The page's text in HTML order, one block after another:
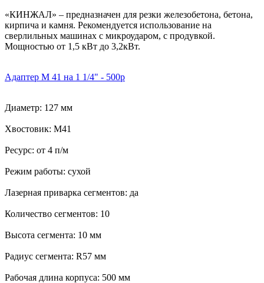
«КИНЖАЛ» – предназначен для резки железобетона, бетона,
кирпича и камня. Рекомендуется использование на
сверлильных машинах с микроударом, с продувкой.
Мощностью от 1,5 кВт до 3,2кВт.
Адаптер М 41 на 1 1/4" - 500р
Диаметр: 127 мм
Хвостовик: М41
Ресурс: от 4 п/м
Режим работы: сухой
Лазерная приварка сегментов: да
Количество сегментов: 10
Высота сегмента: 10 мм
Радиус сегмента: R57 мм
Рабочая длина корпуса: 500 мм